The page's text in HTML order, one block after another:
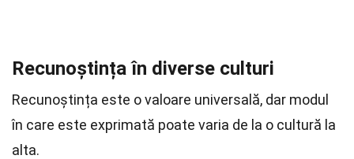
Recunoștința în diverse culturi
Recunoștința este o valoare universală, dar modul
în care este exprimată poate varia de la o cultură la
alta.